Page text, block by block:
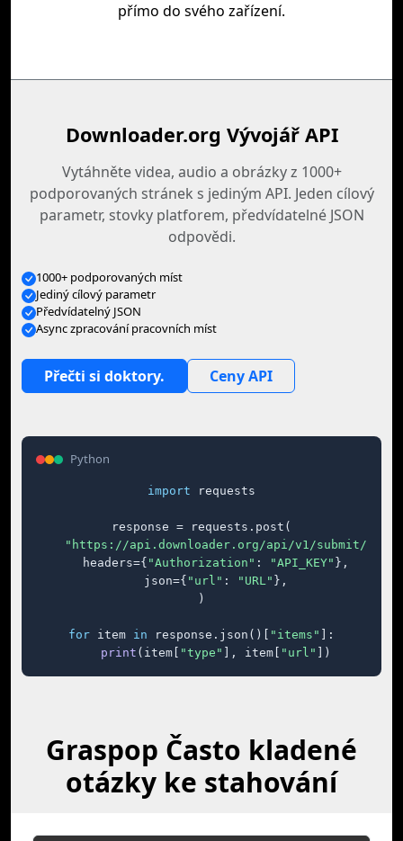
přímo do svého zařízení.
Downloader.org Vývojář API
Vytáhněte videa, audio a obrázky z 1000+
podporovaných stránek s jediným API. Jeden cílový
parametr, stovky platforem, předvídatelné JSON
odpovědi.
1000+ podporovaných míst
Jediný cílový parametr
Předvídatelný JSON
Async zpracování pracovních míst
Přečti si doktory. Ceny API
Python
import requests
response = requests.post(
"https://api.downloader.org/api/v1/submit/"
    headers={
"Authorization" : "API_KEY" },
    json={
"url" : "URL" },
)
for item in response.json()[ "items"
]:
print (item[ "type" ], item[ "url" ])
Graspop Často kladené
otázky ke stahování